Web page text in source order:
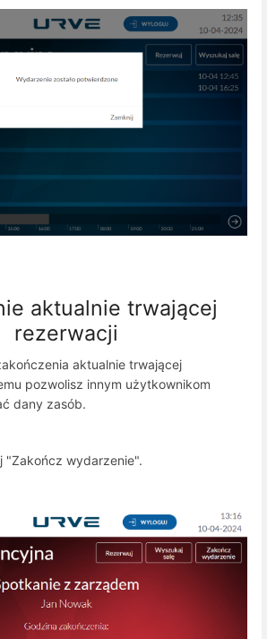
aktualnie trwającej
rezerwacji
aktualnie trwającej
pozwolisz innym użytkownikom
dany zasób.
"Zakończ wydarzenie".